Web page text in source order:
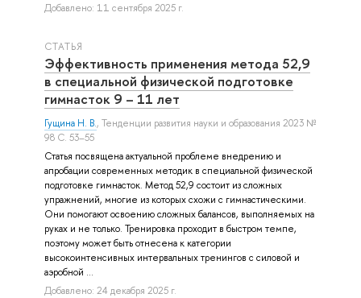
Добавлено: 11 сентября 2025 г.
СТАТЬЯ
Эффективность применения метода 52,9
в специальной физической подготовке
гимнасток 9 – 11 лет
Гущина Н. В., Тенденции развития науки и образования 2023 №
98 С. 53–55
Статья посвящена актуальной проблеме внедрению и
апробации современных методик в специальной физической
подготовке гимнасток. Метод 52,9 состоит из сложных
упражнений, многие из которых схожи с гимнастическими.
Они помогают освоению сложных балансов, выполняемых на
руках и не только. Тренировка проходит в быстром темпе,
поэтому может быть отнесена к категории
высокоинтенсивных интервальных тренингов с силовой и
аэробной ...
Добавлено: 24 декабря 2025 г.